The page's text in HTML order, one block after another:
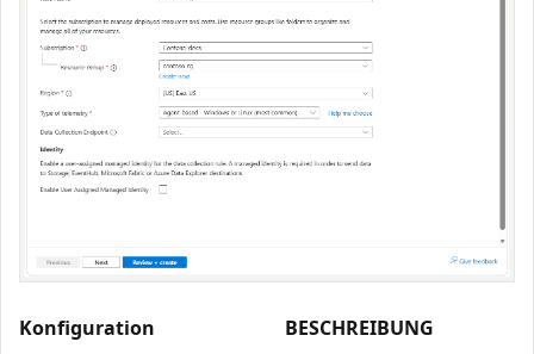
Konfiguration
BESCHREIBUNG